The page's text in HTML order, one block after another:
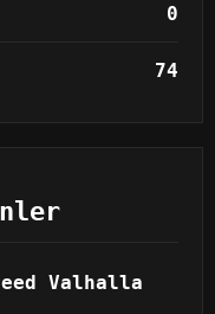
0
74
Valhalla